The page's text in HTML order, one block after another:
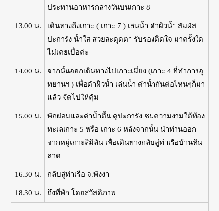
ประทานอาหารกลางวันบนเกาะ 8
13.00 น. เดินทางถึงเกาะ ( เกาะ 7 ) เล่นน้ำ ดำผิวน้ำ สัมผัส
ปะการัง น้ำใส สวยสะดุดตา รับรองติดใจ มาครั้งใด
ไม่เคยเบื่อค่ะ
14.00 น.
จากนั้นออกเดินทางไปเกาะเมี่ยง (เกาะ 4 ที่ทำการอุ
ทยานฯ ) เพื่อดำผิวน้ำ เล่นน้ำ ดำน้ำกันต่อไหนๆก็มา
แล้ว จัดไปให้คุ้ม
15.00 น.
พักผ่อนและดำน้ำตื้น ดูปะการัง ชมความงามใต้ท้อง
ทะเลเกาะ 5 หรือ เกาะ 6 หลังจากนั้น นำท่านออก
จากหมู่เกาะสิมิลัน เพื่อเดินทางกลับสู่ท่าเรือบ้านหิน
ลาด
16.30 น. กลับสู่ท่าเรือ จ.พังงา
18.30 น. ถึงที่พัก โดยสวัสดิภาพ